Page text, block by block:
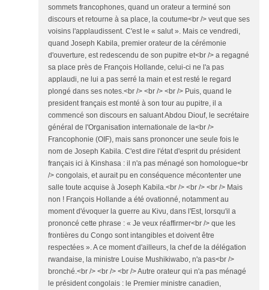
sommets francophones, quand un orateur a terminé son
discours et retourne à sa place, la coutume<br /> veut que ses
voisins l'applaudissent. C'est le « salut ». Mais ce vendredi,
quand Joseph Kabila, premier orateur de la cérémonie
d'ouverture, est redescendu de son pupitre et<br /> a regagné
sa place près de François Hollande, celui-ci ne l'a pas
applaudi, ne lui a pas serré la main et est resté le regard
plongé dans ses notes.<br /> <br /> <br /> Puis, quand le
president français est monté à son tour au pupitre, il a
commencé son discours en saluant Abdou Diouf, le secrétaire
général de l'Organisation internationale de la<br />
Francophonie (OIF), mais sans prononcer une seule fois le
nom de Joseph Kabila. C'est dire l'état d'esprit du président
français ici à Kinshasa : il n'a pas ménagé son homologue<br
/> congolais, et aurait pu en conséquence mécontenter une
salle toute acquise à Joseph Kabila.<br /> <br /> <br /> Mais
non ! François Hollande a été ovationné, notamment au
moment d'évoquer la guerre au Kivu, dans l'Est, lorsqu'il a
prononcé cette phrase : « Je veux réaffirmer<br /> que les
frontières du Congo sont intangibles et doivent être
respectées ». A ce moment d'ailleurs, la chef de la délégation
rwandaise, la ministre Louise Mushikiwabo, n'a pas<br />
bronché.<br /> <br /> <br /> Autre orateur qui n'a pas ménagé
le président congolais : le Premier ministre canadien,